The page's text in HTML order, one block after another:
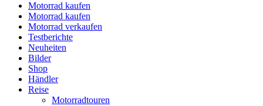
Motorrad kaufen
Motorrad kaufen
Motorrad verkaufen
Testberichte
Neuheiten
Bilder
Shop
Händler
Reise
Motorradtouren